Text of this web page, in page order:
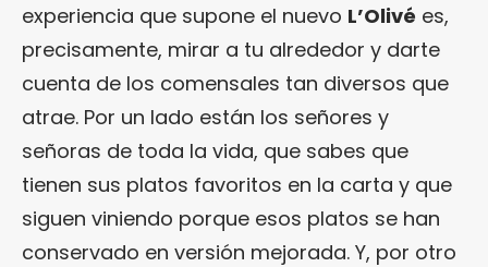
experiencia que supone el nuevo L’Olivé es,
precisamente, mirar a tu alrededor y darte
cuenta de los comensales tan diversos que
atrae. Por un lado están los señores y
señoras de toda la vida, que sabes que
tienen sus platos favoritos en la carta y que
siguen viniendo porque esos platos se han
conservado en versión mejorada. Y, por otro